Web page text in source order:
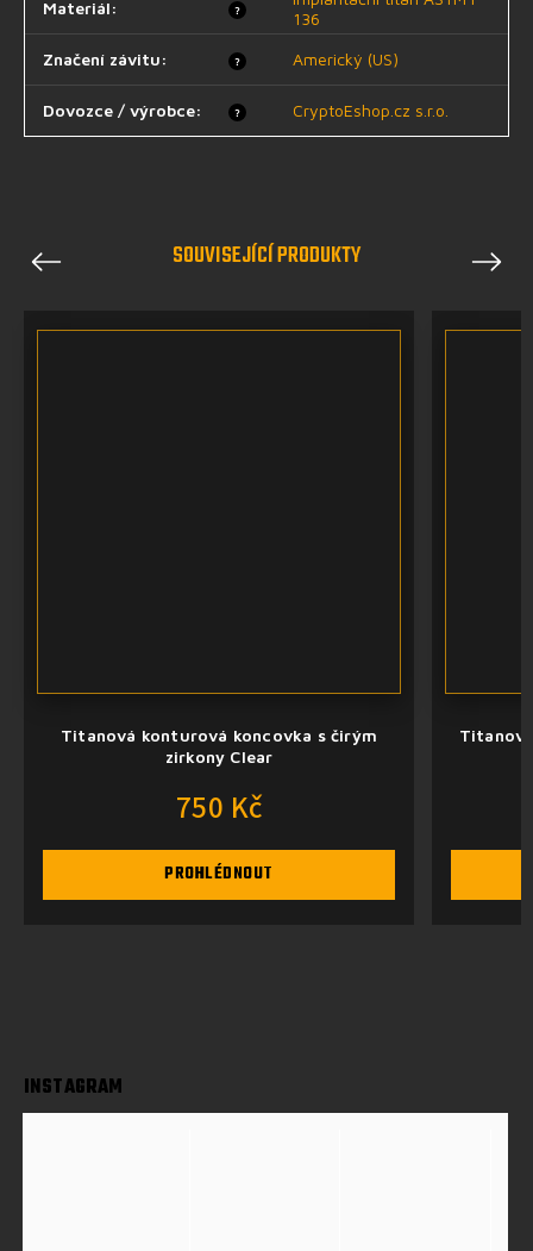
?
Materiál:
136
?
Značení závitu: Americký (US)
?
Dovozce / výrobce: CryptoEshop.cz s.r.o.
SOUVISEJÍCÍ PRODUKTY
Previous
Titanová konturová koncovka s čirým
zirkony Clear
750 Kč
PROHLÉDNOUT
Next
INSTAGRAM